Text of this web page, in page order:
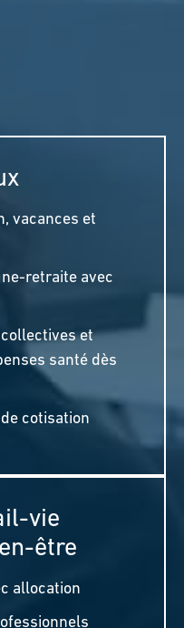
*
vacances et
retraite avec
et
santé dès
cotisation
vie
être
allocation